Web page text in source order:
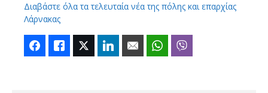
Διαβάστε όλα τα τελευταία νέα της πόλης και επαρχίας
Λάρνακας
FacebookLike Twitter LinkedIn Email WhatsApp